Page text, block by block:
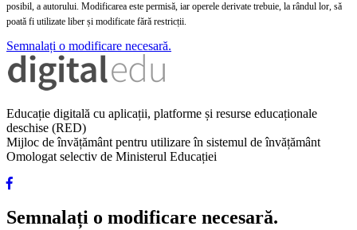
posibil, a autorului. Modificarea este permisă, iar operele derivate trebuie, la rândul lor, să
poată fi utilizate liber și modificate fără restricții.
Semnalați o modificare necesară.
Educație digitală cu aplicații, platforme și resurse educaționale
deschise (RED)
Mijloc de învățământ pentru utilizare în sistemul de învățământ
Omologat selectiv de Ministerul Educației
Semnalați o modificare necesară.